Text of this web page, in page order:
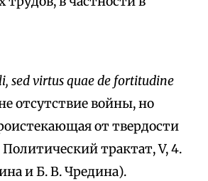
sed virtus quae de fortitudine
отсутствие войны, но
от твердости
Политический трактат, V, 4.
и Б. В. Чредина).